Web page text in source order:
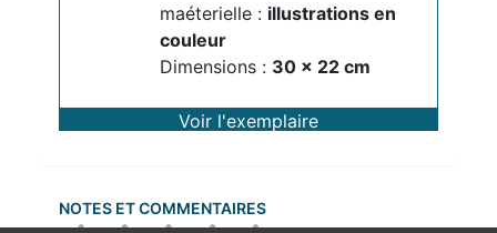
maéterielle : illustrations en
couleur
Dimensions : 30 x 22 cm
Voir l'exemplaire
NOTES ET COMMENTAIRES